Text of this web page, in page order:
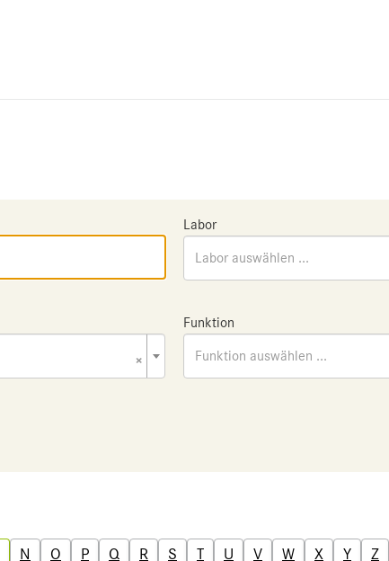
Labor
Labor auswählen ...
×
Funktion
Funktion auswählen ...
N O P Q R S T U V W X Y Z